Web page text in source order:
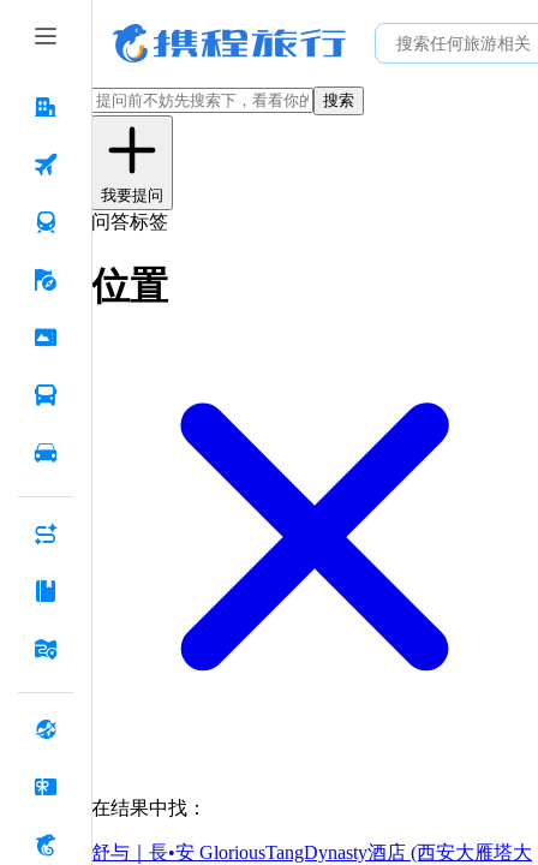
搜索
我要提问
问答标签
位置
在结果中找：
舒与｜長•安 GloriousTangDynasty酒店 (西安大雁塔大